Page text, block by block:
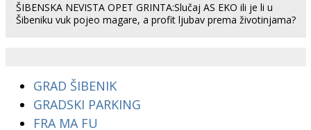
ŠIBENSKA NEVISTA OPET GRINTA:Slučaj AS EKO ili je li u
Šibeniku vuk pojeo magare, a profit ljubav prema životinjama?
GRAD ŠIBENIK
GRADSKI PARKING
FRA MA FU